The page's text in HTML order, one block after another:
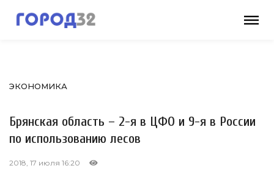
ЭКОНОМИКА
Брянская область – 2-я в ЦФО и 9-я в России
по использованию лесов
2018, 17 июля 16:20